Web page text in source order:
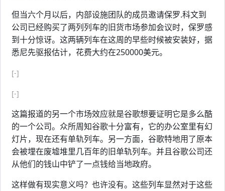
但当六个月以后，内部设施团队的成员邀请保罗.科文到
公司已经购买了两列列车的旧货市场参加会议时，保罗感
到十分惊讶。这两辆列车在这周的早些时候被安装好，据
悉尼先驱报估计，花费大约在250000美元。
[-]
[-]
这篇报道的另一个市场效应就是谷歌想要证明它是多么酷
的一个公司。众所周知谷歌十分富有，它的办公室里有幻
灯片，现在还有单轨列车。另一方面，谷歌特地用了原本
会被埋在废墟堆里几百年的旧单轨列车。并且谷歌公司还
从他们的钱山中铲了一点钱给当地政府。
这样做有现实意义吗？也许没有。这些列车显然对于这些